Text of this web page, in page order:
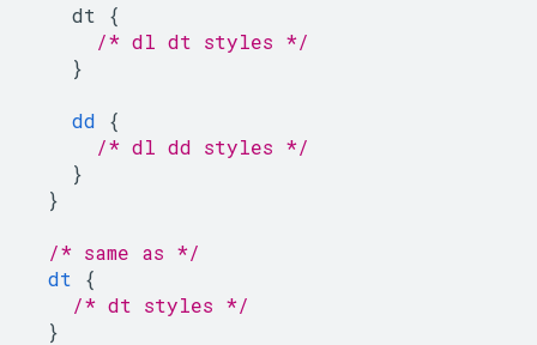
dt
{
/* dl dt styles */
}
dd
{
/* dl dd styles */
}
}
/* same as */
dt
{
/* dt styles */
}